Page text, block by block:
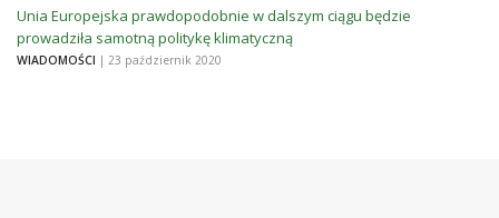
Unia Europejska prawdopodobnie w dalszym ciągu będzie
prowadziła samotną politykę klimatyczną
WIADOMOŚCI | 23 październik 2020